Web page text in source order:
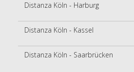
Distanza Köln - Harburg
Distanza Köln - Kassel
Distanza Köln - Saarbrücken